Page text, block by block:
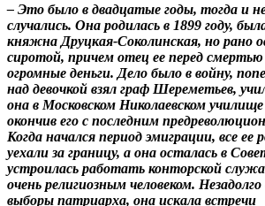
– Это было в двадцатые годы, тогда и
случались. Она родилась в 1899 году,
княжна Друцкая-Соколинская, но рано
сиротой, причем отец ее перед
огромные деньги. Дело было в войну,
над девочкой взял граф Шереметьев,
она в Московском Николаевском
окончив его с последним
Когда начался период эмиграции, все ее
уехали за границу, а она осталась в
устроилась работать конторской
очень религиозным человеком.
выборы патриарха, она искала встречи